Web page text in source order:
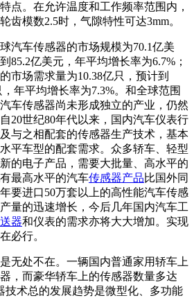
点。在允许温度和工作频率范围内，
齿模数2.5时，气隙特性可达3mm。
汽车传感器的市场规模为70.1亿美
85.2亿美元，年平均增长率为6.7%；
市场需求量为10.38亿只，预计到
，年平均增长率为7.3%。和全球范围
车传感器尚未形成独立的产业，仍然
20世纪80年代以来，国内汽车仪表行
与之相配套的传感器生产技术，基本
平车型的配套需求。众多轿车、轻型
的电子产品，需要大批量、高水平的
最高水平的汽车传感器产品比国外同
要进口50万套以上的高性能汽车传感
量的迅速增长，今后几年国内汽车工
器和仪表的需求亦将大大增加。实现
必行。
无处不在。一辆国内普通家用轿车上
，而豪华轿车上的传感器数量多达
技术总的发展趋势是微型化、多功能